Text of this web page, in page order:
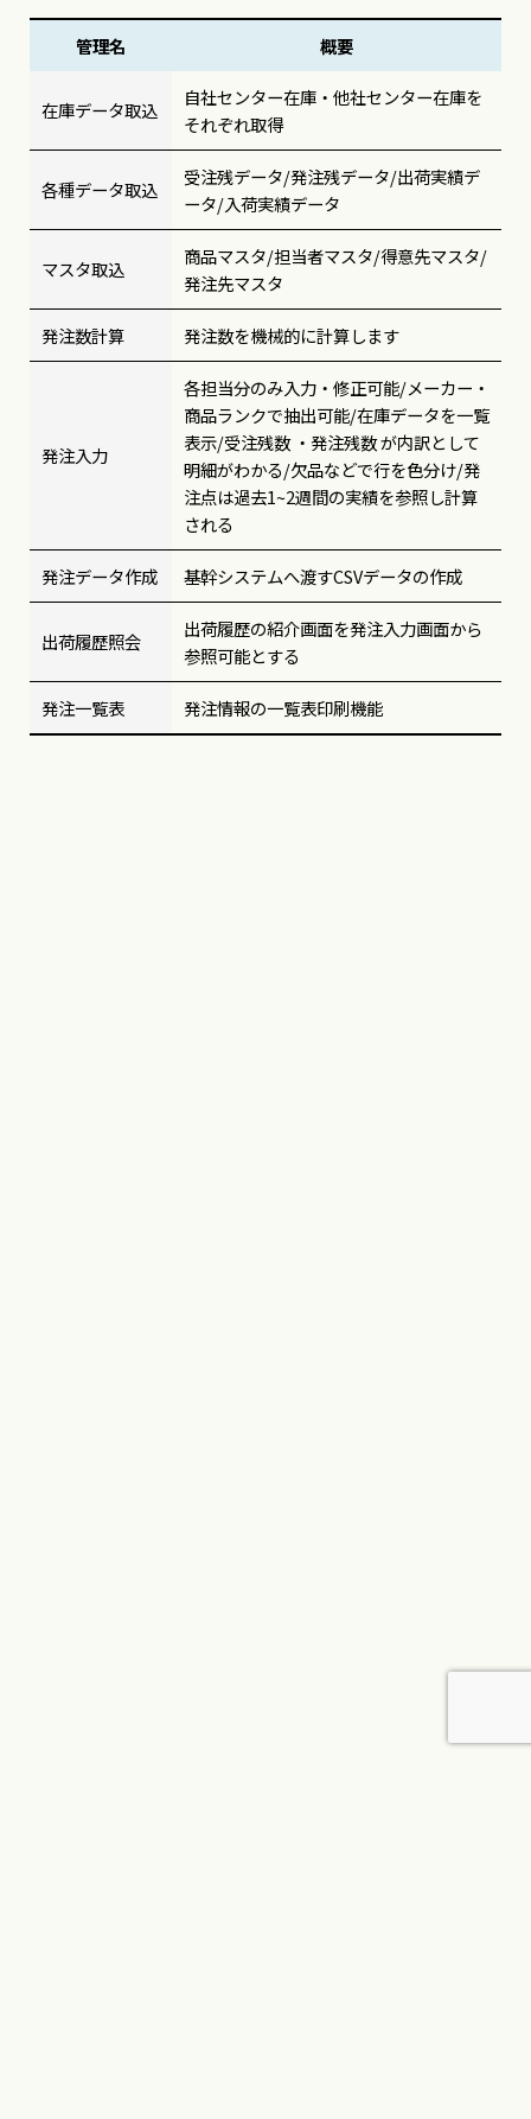
管理名 概要
在庫データ取込
自社センター在庫・他社センター在庫を
それぞれ取得
各種データ取込
受注残データ/発注残データ/出荷実績デ
ータ/入荷実績データ
マスタ取込
商品マスタ/担当者マスタ/得意先マスタ/
発注先マスタ
発注数計算 発注数を機械的に計算します
発注入力
各担当分のみ入力・修正可能/メーカー・
商品ランクで抽出可能/在庫データを一覧
表示/受注残数 ・発注残数 が内訳として
明細がわかる/欠品などで行を色分け/発
注点は過去1~2週間の実績を参照し計算
される
発注データ作成 基幹システムへ渡すCSVデータの作成
出荷履歴照会
出荷履歴の紹介画面を発注入力画面から
参照可能とする
発注一覧表 発注情報の一覧表印刷機能